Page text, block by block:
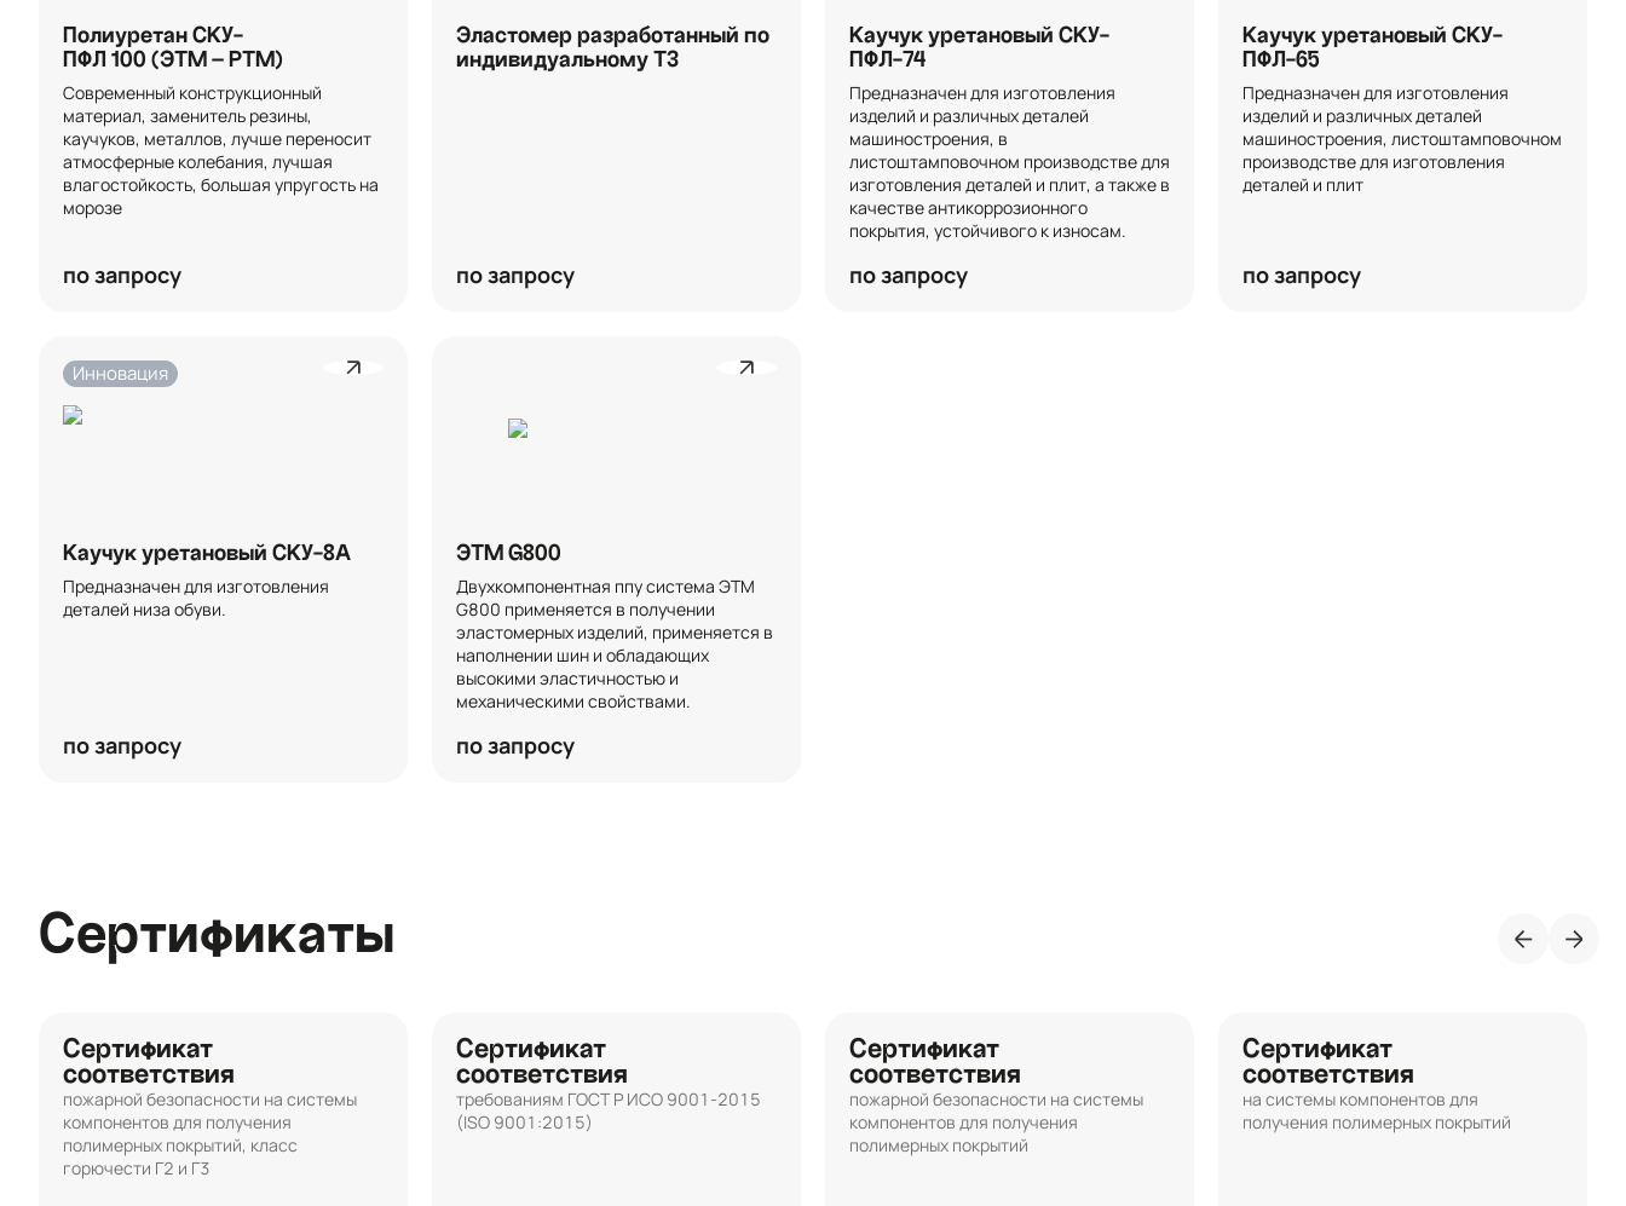
Полиуретан СКУ-
ПФЛ 100 (ЭТМ – РТМ)
Современный конструкционный
материал, заменитель резины,
каучуков, металлов, лучше переносит
атмосферные колебания, лучшая
влагостойкость, большая упругость на
морозе
по запросу
Эластомер разработанный по
индивидуальному ТЗ
по запросу
Каучук уретановый СКУ-
ПФЛ-74
Предназначен для изготовления
изделий и различных деталей
машиностроения, в
листоштамповочном производстве для
изготовления деталей и плит, а также в
качестве антикоррозионного
покрытия, устойчивого к износам.
по запросу
Каучук уретановый СКУ-
ПФЛ-65
Предназначен для изготовления
изделий и различных деталей
машиностроения, листоштамповочном
производстве для изготовления
деталей и плит
по запросу
Инновация
Каучук уретановый СКУ-8А
Предназначен для изготовления
деталей низа обуви.
по запросу
ЭТМ G800
Двухкомпонентная ппу система ЭТМ
G800 применяется в получении
эластомерных изделий, применяется в
наполнении шин и обладающих
высокими эластичностью и
механическими свойствами.
по запросу
Сертификаты
Сертификат
соответствия
пожарной безопасности на системы
компонентов для получения
полимерных покрытий, класс
горючести Г2 и Г3
Сертификат
соответствия
требованиям ГОСТ Р ИСО 9001-2015
(ISO 9001:2015)
Сертификат
соответствия
пожарной безопасности на системы
компонентов для получения
полимерных покрытий
Сертификат
соответствия
на системы компонентов для
получения полимерных покрытий